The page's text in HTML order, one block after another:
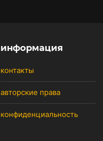
информация
контакты
авторские права
конфиденциальность